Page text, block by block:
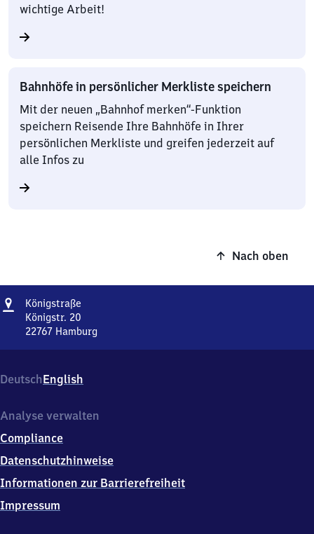
wichtige Arbeit!
Bahnhöfe in persönlicher Merkliste speichern
Mit der neuen „Bahnhof merken“-Funktion
speichern Reisende Ihre Bahnhöfe in Ihrer
persönlichen Merkliste und greifen jederzeit auf
alle Infos zu
Nach oben
Adresse
Königstraße
Königstr. 20
22767 Hamburg
20,
2
7
7
Hamburg
DeutschEnglish
Analyse verwalten
Compliance
Datenschutzhinweise
Informationen zur Barrierefreiheit
Impressum